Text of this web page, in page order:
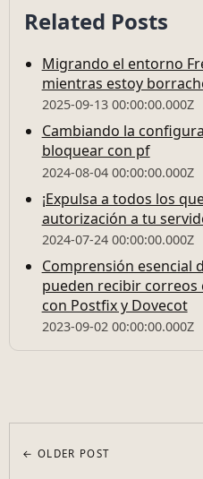
Related Posts
Migrando el entorno
mientras estoy
2025-09-13 00:00:00.000Z
Cambiando la
bloquear con pf
2024-08-04 00:00:00.000Z
¡Expulsa a todos los
autorización a tu
2024-07-24 00:00:00.000Z
Comprensión esencial
pueden recibir
con Postfix y Dovecot
2023-09-02 00:00:00.000Z
← OLDER POST